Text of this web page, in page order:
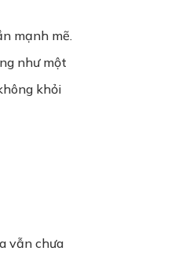
mạnh mẽ.
như một
khỏi
vẫn chưa